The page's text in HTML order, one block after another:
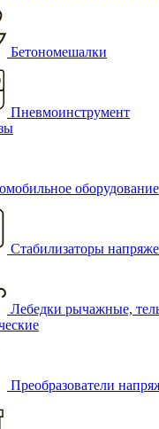
Бетономешалки
Пневмоинструмент
оборудование
Стабилизаторы
Лебедки рычажные,
Преобразователи